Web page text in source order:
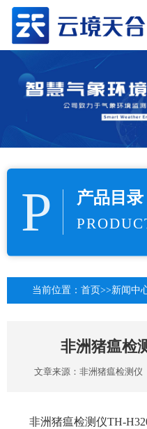
P 产品目录
当前位置： 首页>>新闻中
非洲猪瘟检
文章来源： 非洲猪瘟检测仪
非洲猪瘟检测仪TH-